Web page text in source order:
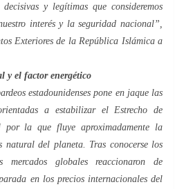
y legítimas que consideremos
interés y la seguridad nacional”
Exteriores de la República Islámica a
y el factor energético
estadounidenses pone en jaque las
a estabilizar el Estrecho de
por la que fluye aproximadamente la
del planeta. Tras conocerse los
globales reaccionaron de
en los precios internacionales del